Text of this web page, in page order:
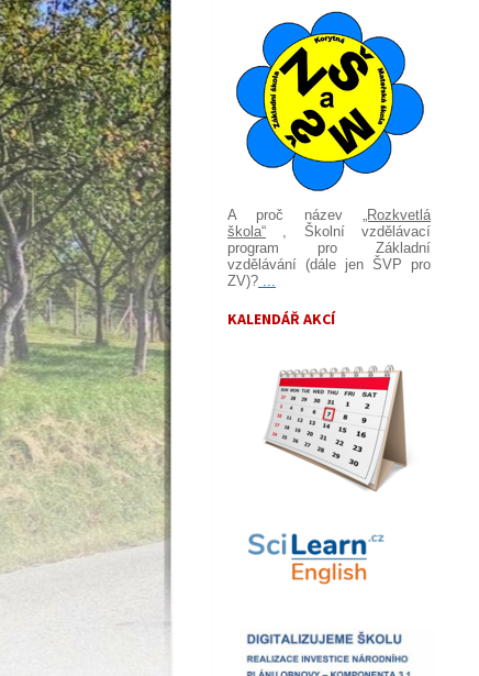
A proč název
„Rozkvetlá
škola“ , Školní vzdělávací
program pro Základní
vzdělávání (dále jen ŠVP pro
ZV)?
KALENDÁŘ AKCÍ